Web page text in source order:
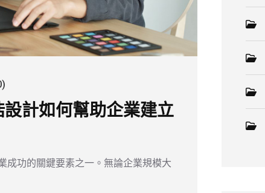
計如何幫助企業建立
成功的關鍵要素之一。無論企業規模大